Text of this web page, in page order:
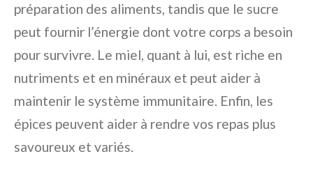
préparation des aliments, tandis que le sucre
peut fournir l’énergie dont votre corps a besoin
pour survivre. Le miel, quant à lui, est riche en
nutriments et en minéraux et peut aider à
maintenir le système immunitaire. Enfin, les
épices peuvent aider à rendre vos repas plus
savoureux et variés.